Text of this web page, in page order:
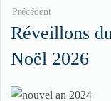
Précédent
Réveillons
Noël 2026